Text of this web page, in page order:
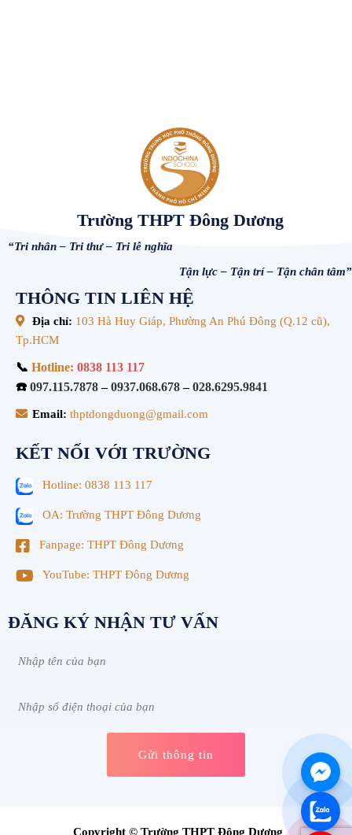
Trường THPT Đông Dương
“Tri nhân – Tri thư – Tri lễ nghĩa
Tận lực – Tận trí – Tận chân tâm”
THÔNG TIN LIÊN HỆ
Địa chỉ: 103 Hà Huy Giáp, Phường An Phú Đông (Q.12 cũ),
Tp.HCM
📞 Hotline: 0838 113 117
☎️ 097.115.7878–0937.068.678–028.6295.9841
Email: thptdongduong@gmail.com
KẾT NỐI VỚI TRƯỜNG
Hotline: 0838 113 117
OA: Trường THPT Đông Dương
Fanpage: THPT Đông Dương
YouTube: THPT Đông Dương
ĐĂNG KÝ NHẬN TƯ VẤN
Copyright © Trường THPT Đông Dương